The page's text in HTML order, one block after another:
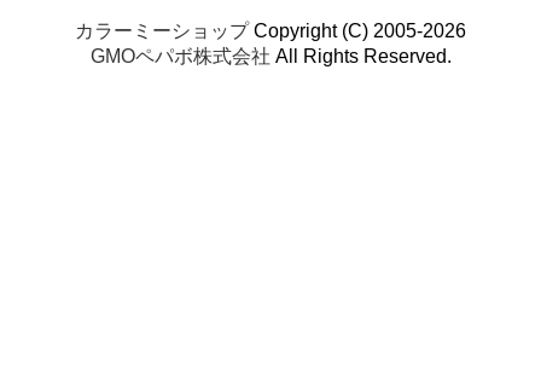
カラーミーショップCopyright (C) 2005-2026
GMOペパボ株式会社 All Rights Reserved.